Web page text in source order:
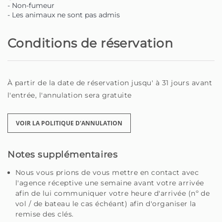
personnalisées et bien d'autres - tout pour que vous
profitiez au maximum de la Madère.
Que vous soyez un voyageur à la recherche d'un coin
êtes au bon endroit.
Homie - Votre maison loin de chez vous, sur la belle île
de Madère.
- Non-fumeur
- Les animaux ne sont pas admis
Conditions de réservation
À partir de la date de réservation jusqu' à 31 jours avant
l'entrée, l'annulation sera gratuite
VOIR LA POLITIQUE D'ANNULATION
Notes supplémentaires
Nous vous prions de vous mettre en contact avec
l'agence réceptive une semaine avant votre arrivée
afin de lui communiquer votre heure d'arrivée (nº de
vol / de bateau le cas échéant) afin d'organiser la
remise des clés.